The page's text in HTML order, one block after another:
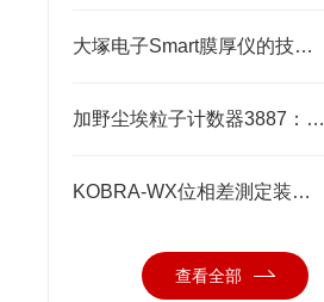
大塚电子Smart膜厚仪的技术特点与应用优势
加野尘埃粒子计数器3887：洁净环境中的“微观哨兵”与洁净度“审计官”
KOBRA-WX位相差測定装置技术原理：让“相位”变成“光强”
查看全部